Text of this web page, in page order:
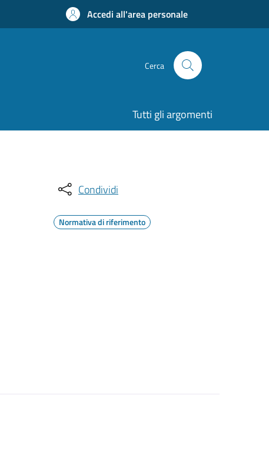
Accedi all'area personale
Cerca
Tutti gli argomenti
Condividi
Normativa di riferimento